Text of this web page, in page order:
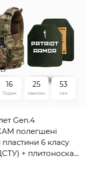
16
Годин
25
хвилин
52
сек
Gen.4
полегшені
пластини 6 класу
+ плитоноска